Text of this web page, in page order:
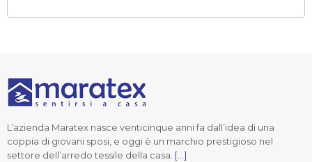
L’azienda Maratex nasce venticinque anni fa dall’idea di una
coppia di giovani sposi, e oggi è un marchio prestigioso nel
settore dell’arredo tessile della casa. [...]